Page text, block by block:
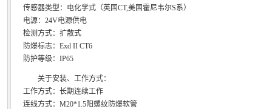
传感器类型：电化学式（英国CT,美国霍尼韦尔S系）
电源：24V电源供电
检测方式：扩散式
防爆标志：Exd II CT6
防护等级：IP65
关于安装、工作方式：
工作方式：长期连续工作
连线方式：M20*1.5阳螺纹防爆软管